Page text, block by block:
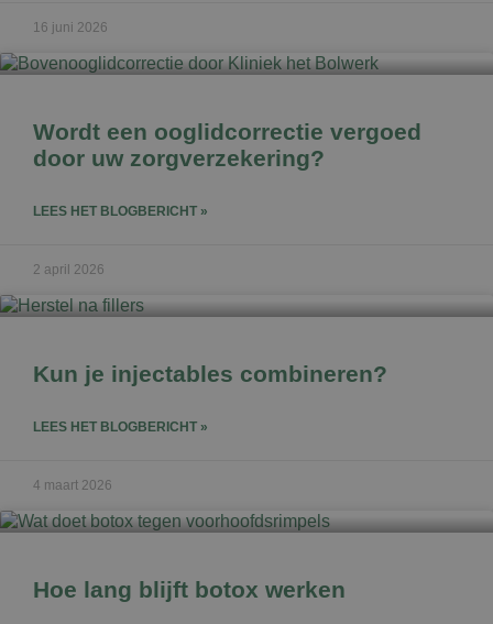
16 juni 2026
Wordt een ooglidcorrectie vergoed
door uw zorgverzekering?
LEES HET BLOGBERICHT »
2 april 2026
Kun je injectables combineren?
LEES HET BLOGBERICHT »
4 maart 2026
Hoe lang blijft botox werken